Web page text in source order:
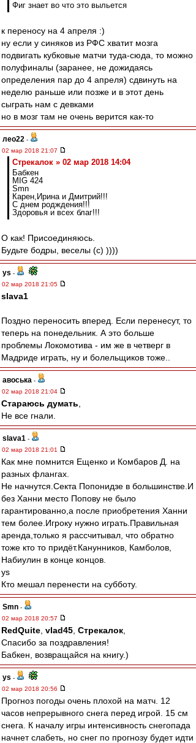
Фиг знает во что это выльется
к переносу на 4 апреля :)
ну если у синяков из РФС хватит мозга
подвигать кубковые матчи туда-сюда, то можно
полуфиналы (заранее, не дожидаясь
определения пар до 4 апреля) сдвинуть на
неделю раньше или позже и в этот день
сыграть нам с девками
но в мозг там не очень верится как-то
лео22 -
02 мар 2018 21:07
Стрекалок » 02 мар 2018 14:04
Бабкен
MIG 424
Smn
Карен,Ирина и Дмитрий!!!
С днем родждения!!!
Здоровья и всех благ!!!
О как! Присоединяюсь.
Будьте бодры, веселы (с) ))))
ys -
02 мар 2018 21:05
slava1
Поздно переносить вперед. Если перенесут, то
теперь на понедельник. А это больше
проблемы Локомотива - им же в четверг в
Мадриде играть, ну и болельщиков тоже..
авоська -
02 мар 2018 21:04
Стараюсь думать
Не все гнали.
slava1 -
02 мар 2018 21:01
Как мне помнится Ещенко и Комбаров Д. на
разных флангах.
Не начнутся.Секта Попонидзе в большинстве.И
без Ханни место Попову не было
гарантированно,а после приобретения Ханни
тем более.Игроку нужно играть.Правильная
аренда,только я рассчитывал, что обратно
тоже кто то придёт.Канунников, Камболов,
Набиулин в конце концов.
ys
Кто мешал перенести на субботу.
Smn -
02 мар 2018 20:57
RedQuite vlad45 Стрекалок
Спасибо за поздравления!
Бабкен, возвращайся на книгу.)
ys -
02 мар 2018 20:56
Прогноз погоды очень плохой на матч. 12
часов непрерывного снега перед игрой. 15 см
снега. К началу игры интенсивность снегопада
начнет слабеть, но снег по прогнозу будет идти